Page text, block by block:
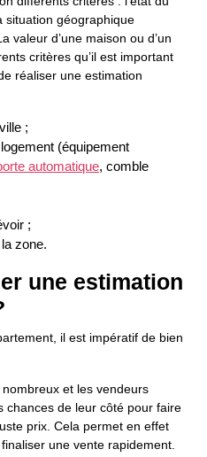
situation géographique
d’une maison ou d’un
critères qu’il est important
réaliser une estimation
;
(équipement
automatique, comble
;
zone.
une estimation
il est impératif de bien
et les vendeurs
chances de leur côté pour faire
prix. Cela permet en effet
une vente rapidement.